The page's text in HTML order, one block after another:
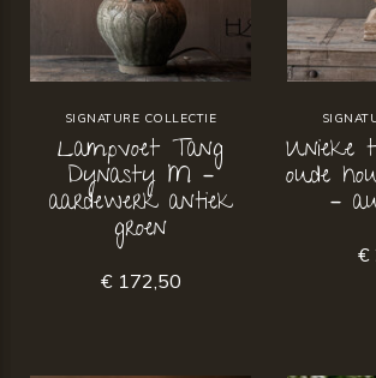
SIGNATURE COLLECTIE
Lampvoet Tang
Dynasty M –
aardewerk antiek
groen
€ 172,50
Unieke
oude
–
€